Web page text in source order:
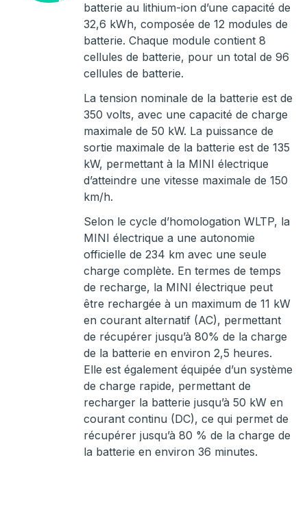
batterie au lithium-ion d’une capacité de
32,6 kWh, composée de 12 modules de
batterie. Chaque module contient 8
cellules de batterie, pour un total de 96
cellules de batterie.
La tension nominale de la batterie est de
350 volts, avec une capacité de charge
maximale de 50 kW. La puissance de
sortie maximale de la batterie est de 135
kW, permettant à la MINI électrique
d’atteindre une vitesse maximale de 150
km/h.
Selon le cycle d’homologation WLTP, la
MINI électrique a une autonomie
officielle de 234 km avec une seule
charge complète. En termes de temps
de recharge, la MINI électrique peut
être rechargée à un maximum de 11 kW
en courant alternatif (AC), permettant
de récupérer jusqu’à 80% de la charge
de la batterie en environ 2,5 heures.
Elle est également équipée d’un système
de charge rapide, permettant de
recharger la batterie jusqu’à 50 kW en
courant continu (DC), ce qui permet de
récupérer jusqu’à 80 % de la charge de
la batterie en environ 36 minutes.